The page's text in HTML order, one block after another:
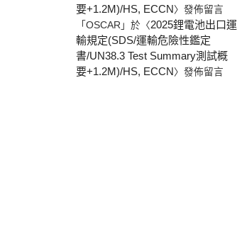
要+1.2M)/HS, ECCN〉發佈留言
「 OSCAR 」於〈2025鋰電池出口運
輸規定(SDS/運輸危險性鑑定
書/UN38.3 Test Summary測試概
要+1.2M)/HS, ECCN〉發佈留言